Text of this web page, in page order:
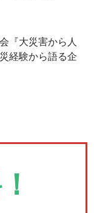
『大災害から人
経験から語る企